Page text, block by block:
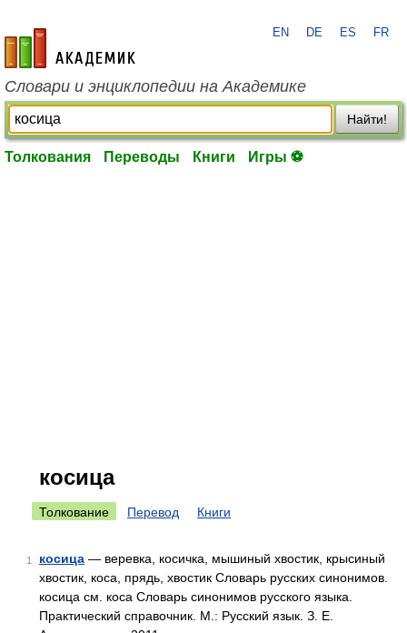
academic.ru
EN DE ES FR
Словари и энциклопедии на Академике
Найти!
Толкования Переводы Книги Игры ⚽
косица
Толкование Перевод Книги
1 косица — веревка, косичка, мышиный хвостик, крысиный
хвостик, коса, прядь, хвостик Словарь русских синонимов.
косица см. коса Словарь синонимов русского языка.
Практический справочник. М.: Русский язык. З. Е.